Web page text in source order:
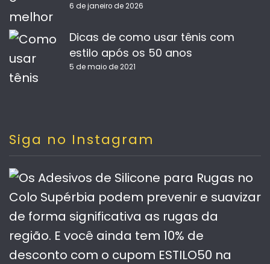
6 de janeiro de 2026
Dicas de como usar tênis com
estilo após os 50 anos
5 de maio de 2021
Siga no Instagram